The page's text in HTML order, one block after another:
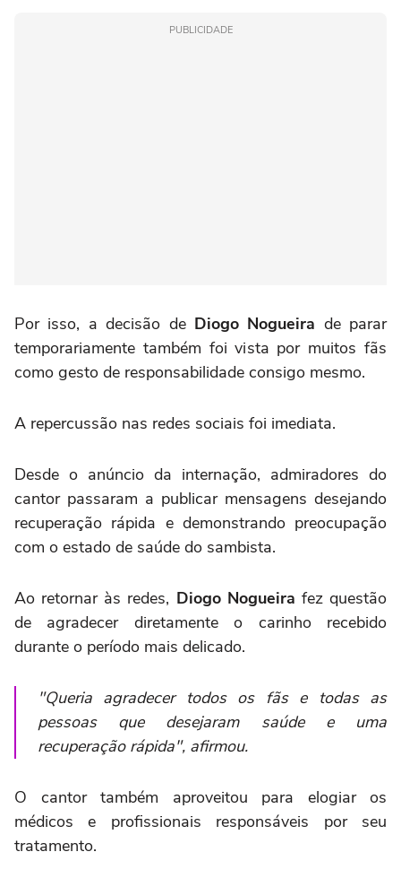
PUBLICIDADE
Por isso, a decisão de Diogo Nogueira de parar
temporariamente também foi vista por muitos fãs
como gesto de responsabilidade consigo mesmo.
A repercussão nas redes sociais foi imediata.
Desde o anúncio da internação, admiradores do
cantor passaram a publicar mensagens desejando
recuperação rápida e demonstrando preocupação
com o estado de saúde do sambista.
Ao retornar às redes, Diogo Nogueira fez questão
de agradecer diretamente o carinho recebido
durante o período mais delicado.
"Queria agradecer todos os fãs e todas as
pessoas que desejaram saúde e uma
recuperação rápida", afirmou.
O cantor também aproveitou para elogiar os
médicos e profissionais responsáveis por seu
tratamento.